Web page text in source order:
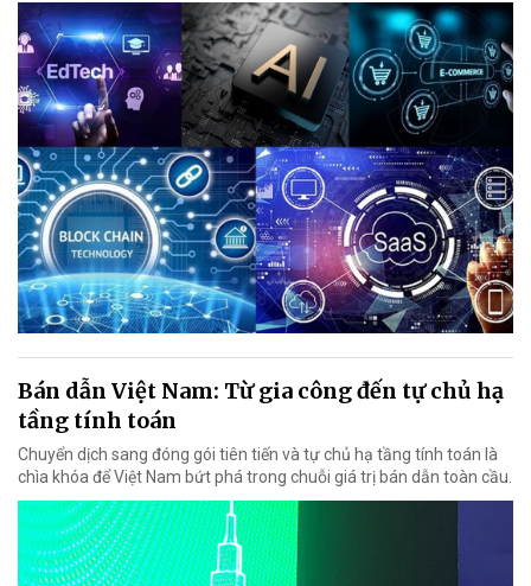
Bán dẫn Việt Nam: Từ gia công đến tự chủ hạ
tầng tính toán
Chuyển dịch sang đóng gói tiên tiến và tự chủ hạ tầng tính toán là
chìa khóa để Việt Nam bứt phá trong chuỗi giá trị bán dẫn toàn cầu.